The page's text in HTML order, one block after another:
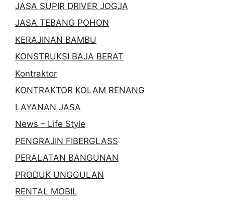
JASA SUPIR DRIVER JOGJA
JASA TEBANG POHON
KERAJINAN BAMBU
KONSTRUKSI BAJA BERAT
Kontraktor
KONTRAKTOR KOLAM RENANG
LAYANAN JASA
News – Life Style
PENGRAJIN FIBERGLASS
PERALATAN BANGUNAN
PRODUK UNGGULAN
RENTAL MOBIL